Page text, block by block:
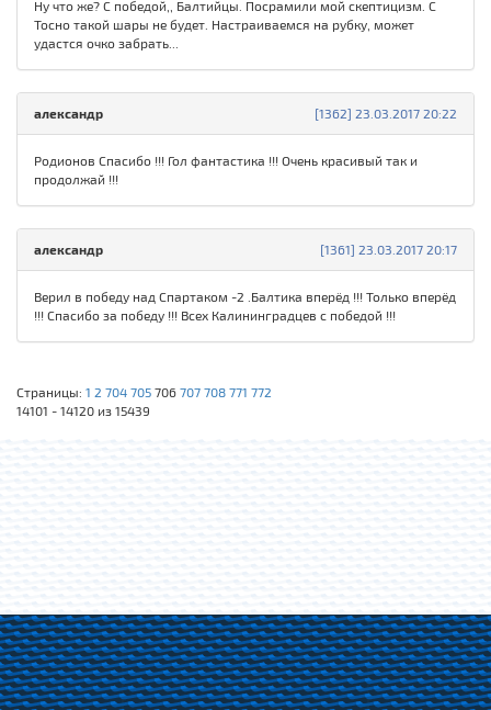
Ну что же? С победой,, Балтийцы. Посрамили мой скептицизм. С
Тосно такой шары не будет. Настраиваемся на рубку, может
удастся очко забрать...
[1362] 23.03.2017 20:22
александр
Родионов Спасибо !!! Гол фантастика !!! Очень красивый так и
продолжай !!!
[1361] 23.03.2017 20:17
александр
Верил в победу над Спартаком -2 .Балтика вперёд !!! Только вперёд
!!! Спасибо за победу !!! Всех Калининградцев с победой !!!
Страницы: 1 2 704 705 706 707 708 771 772
14101 - 14120 из 15439